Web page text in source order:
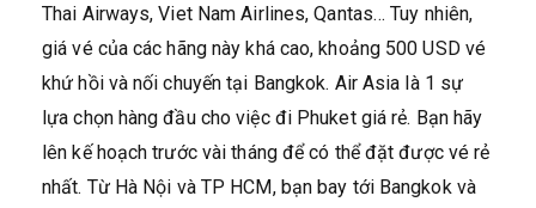
Thai Airways, Viet Nam Airlines, Qantas… Tuy nhiên,
giá vé của các hãng này khá cao, khoảng 500 USD vé
khứ hồi và nối chuyến tại Bangkok. Air Asia là 1 sự
lựa chọn hàng đầu cho việc đi Phuket giá rẻ. Bạn hãy
lên kế hoạch trước vài tháng để có thể đặt được vé rẻ
nhất. Từ Hà Nội và TP HCM, bạn bay tới Bangkok và